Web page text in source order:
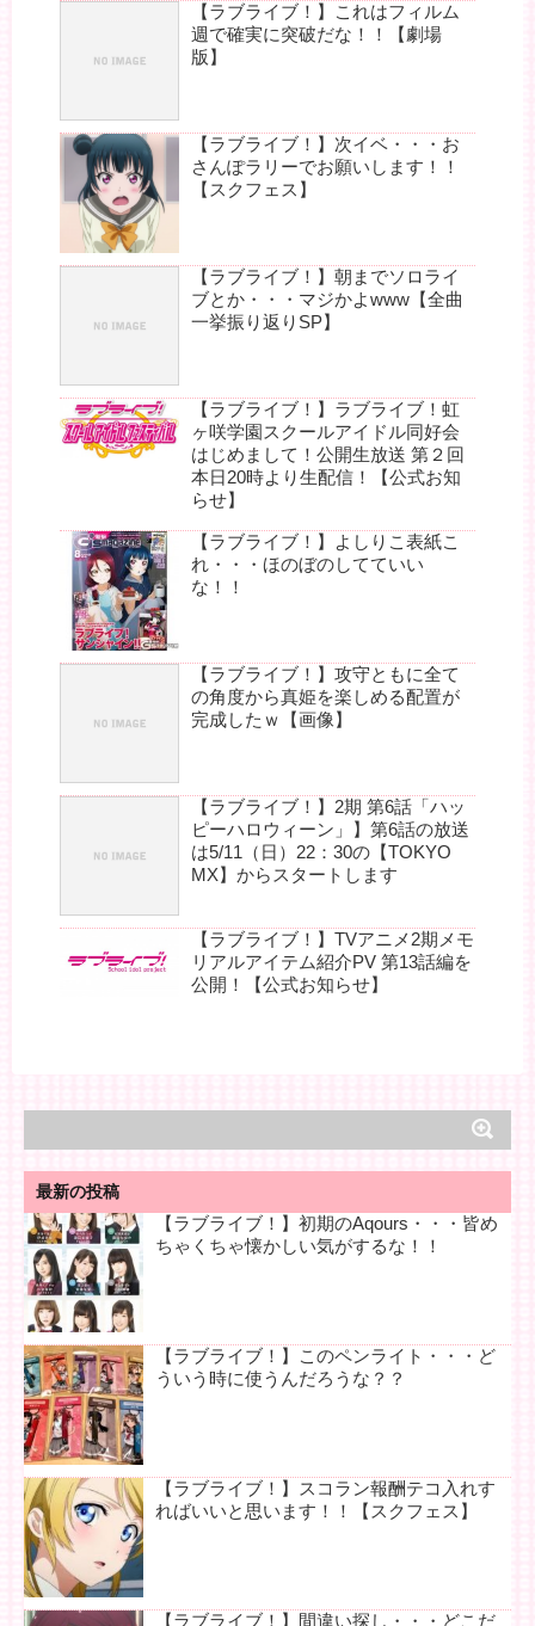
【ラブライブ！】これはフィルム
週で確実に突破だな！！【劇場
版】
【ラブライブ！】次イベ・・・お
さんぽラリーでお願いします！！
【スクフェス】
【ラブライブ！】朝までソロライ
ブとか・・・マジかよwww【全曲
一挙振り返りSP】
【ラブライブ！】ラブライブ！虹
ヶ咲学園スクールアイドル同好会
はじめまして！公開生放送 第２回
本日20時より生配信！【公式お知
らせ】
【ラブライブ！】よしりこ表紙こ
れ・・・ほのぼのしてていい
な！！
【ラブライブ！】攻守ともに全て
の角度から真姫を楽しめる配置が
完成したｗ【画像】
【ラブライブ！】2期 第6話「ハッ
ピーハロウィーン」】第6話の放送
は5/11（日）22：30の【TOKYO
MX】からスタートします
【ラブライブ！】TVアニメ2期メモ
リアルアイテム紹介PV 第13話編を
公開！【公式お知らせ】
最新の投稿
【ラブライブ！】初期のAqours・・・皆め
ちゃくちゃ懐かしい気がするな！！
【ラブライブ！】このペンライト・・・ど
ういう時に使うんだろうな？？
【ラブライブ！】スコラン報酬テコ入れす
ればいいと思います！！【スクフェス】
【ラブライブ！】間違い探し・・・どこだ